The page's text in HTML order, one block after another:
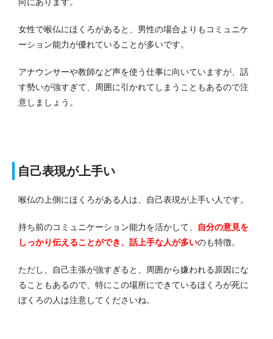
向にあります。
女性で喉仏にほくろがあると、男性の場合よりもコミュニケ
ーション能力が優れていることが多いです。
アナウンサーや教師など声を使う仕事に向いていますが、話
す勢いが強すぎて、周囲に引かれてしまうこともあるので注
意しましょう。
自己表現が上手い
喉仏の上側にほくろがある人は、自己表現が上手い人です。
持ち前のコミュニケーション能力を活かして、
自分の意見を
しっかり伝えることができ、話上手な人が多いのも特徴。
ただし、自己主張が強すぎると、周囲から嫌われる原因にな
ることもあるので、特にこの場所にできているほくろが死に
ぼくろの人は注意してくださいね。